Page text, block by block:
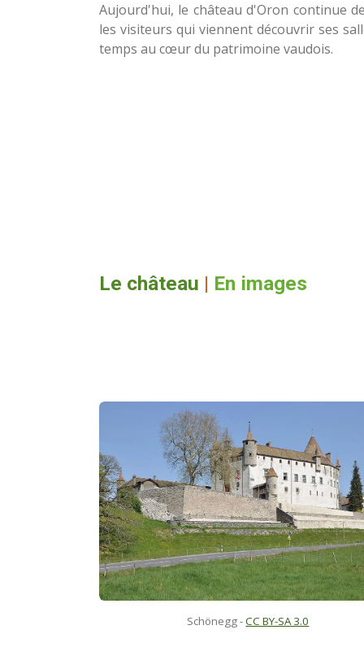
Aujourd'hui, le château d'Oron continue
les visiteurs qui viennent découvrir ses
temps au cœur du patrimoine vaudois.
Le château | En images
Schönegg-CC BY-SA 3.0